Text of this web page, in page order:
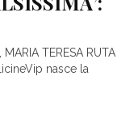
MARIA TERESA RUTA
nasce la